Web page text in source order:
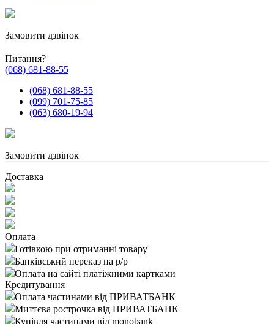
Замовити дзвінок
Питання?
(068) 681-88-55
(068) 681-88-55
(099) 701-75-85
(063) 680-19-94
Замовити дзвінок
Доставка
Оплата
Готівкою при отриманні товару
Банківський переказ на р/р
Оплата на сайті платіжними картками
Кредитування
Оплата частинами від ПРИВАТБАНК
Миттєва рострочка від ПРИВАТБАНК
Купівля частинами від monobank